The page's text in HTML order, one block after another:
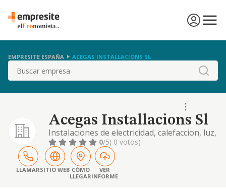
EMPRESITE ESPAÑA ACEGAS INSTALLACIONS SL
Buscar
Acegas Installacions Sl
Instalaciones de electricidad, calefaccion, luz,
gas, agua y lampisteria general y ademas
intermediacion inmobiliaria, compra, venta,
de terrenos y edificaciones, promocion de
todo tipo de edificaciones, etc
0/5( 0 votos)
LLAMARSITIO WEB CÓMO
LLEGAR
VER
INFORME